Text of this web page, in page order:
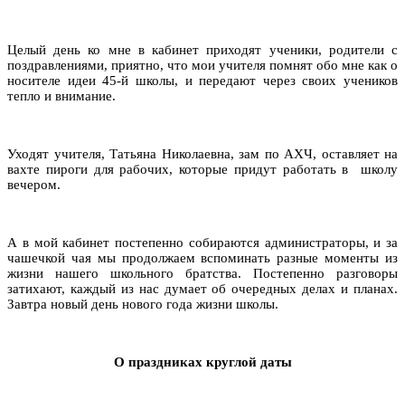
Целый день ко мне в кабинет приходят ученики, родители с
поздравлениями, приятно, что мои учителя помнят обо мне как о
носителе идеи 45-й школы, и передают через своих учеников
тепло и внимание.
Уходят учителя, Татьяна Николаевна, зам по АХЧ, оставляет на
вахте пироги для рабочих, которые придут работать в школу
вечером.
А в мой кабинет постепенно собираются администраторы, и за
чашечкой чая мы продолжаем вспоминать разные моменты из
жизни нашего школьного братства. Постепенно разговоры
затихают, каждый из нас думает об очередных делах и планах.
Завтра новый день нового года жизни школы.
О праздниках круглой даты